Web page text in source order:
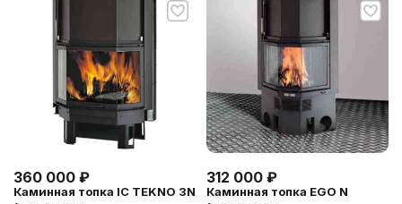
360 000 ₽
Каминная топка IC TEKNO 3N
312 000 ₽
Каминная топка EGO N